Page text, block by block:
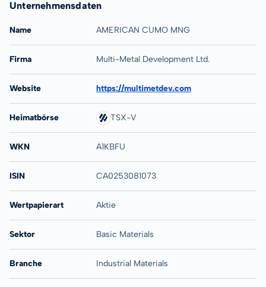
Unternehmensdaten
Name AMERICAN CUMO MNG
Firma Multi-Metal Development Ltd.
Website https://multimetdev.com
Heimatbörse TSX-V
WKN A1KBFU
ISIN CA0253081073
Wertpapierart Aktie
Sektor Basic Materials
Branche Industrial Materials